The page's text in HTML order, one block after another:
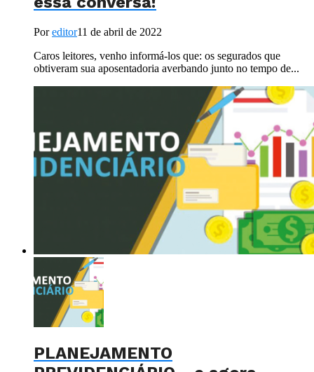
Poreditor11 de abril de 2022
Caros leitores, venho informá-los que: os segurados que
obtiveram sua aposentadoria averbando junto no tempo de...
PLANEJAMENTO